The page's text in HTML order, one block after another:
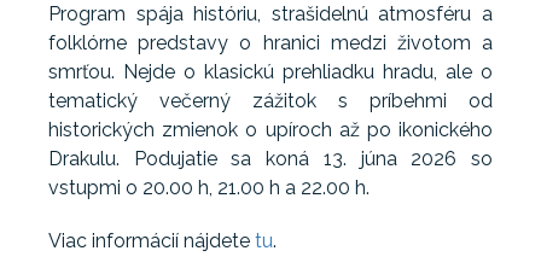
Program spája históriu, strašidelnú atmosféru a
folklórne predstavy o hranici medzi životom a
smrťou. Nejde o klasickú prehliadku hradu, ale o
tematický večerný zážitok s príbehmi od
historických zmienok o upíroch až po ikonického
Drakulu. Podujatie sa koná 13. júna 2026 so
vstupmi o 20.00 h, 21.00 h a 22.00 h.
Viac informácií nájdete tu.